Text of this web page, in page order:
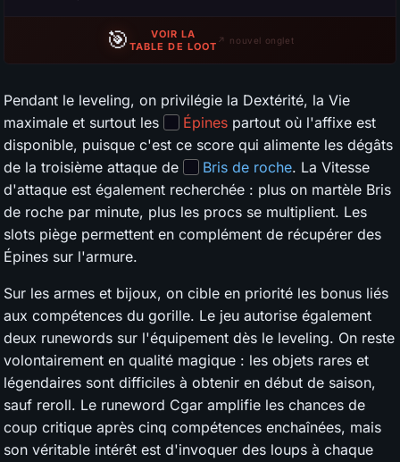
🎯
VOIR LA
TABLE DE LOOT ↗ nouvel onglet
Pendant le leveling, on privilégie la Dextérité, la Vie
maximale et surtout les
Épines partout où l'affixe est
disponible, puisque c'est ce score qui alimente les dégâts
de la troisième attaque de
Bris de roche. La Vitesse
d'attaque est également recherchée : plus on martèle Bris
de roche par minute, plus les procs se multiplient. Les
slots piège permettent en complément de récupérer des
Épines sur l'armure.
Sur les armes et bijoux, on cible en priorité les bonus liés
aux compétences du gorille. Le jeu autorise également
deux runewords sur l'équipement dès le leveling. On reste
volontairement en qualité magique : les objets rares et
légendaires sont difficiles à obtenir en début de saison,
sauf reroll. Le runeword Cgar amplifie les chances de
coup critique après cinq compétences enchaînées, mais
son véritable intérêt est d'invoquer des loups à chaque